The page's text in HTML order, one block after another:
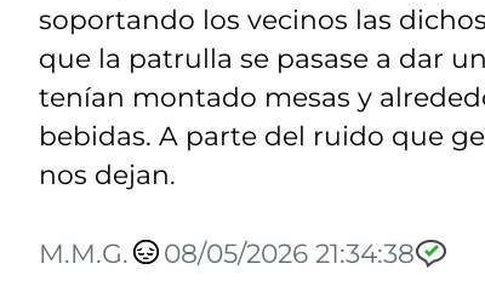
soportando los vecinos las
que la patrulla se pasase a dar
tenían montado mesas y
bebidas. A parte del ruido que
nos dejan.
M.M.G. 08/05/2026 21:34:38